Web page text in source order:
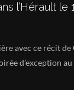
l’Hérault le
avec ce récit
d’exception